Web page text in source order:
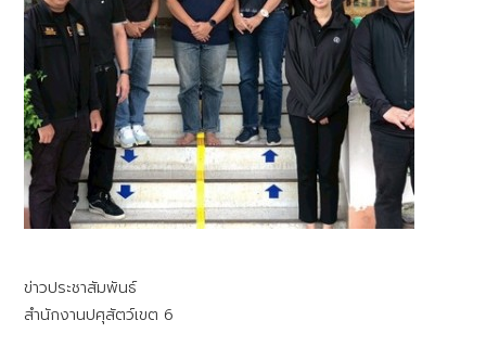
ข่าวประชาสัมพันธ์
สำนักงานปศุสัตว์เขต 6